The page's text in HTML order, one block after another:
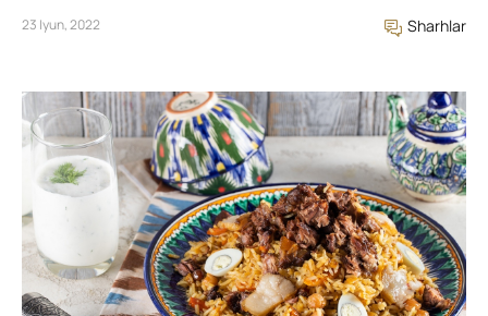
23 Iyun, 2022 Sharhlar